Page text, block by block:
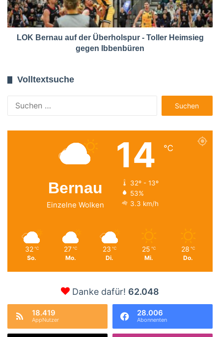
LOK Bernau auf der Überholspur - Toller Heimsieg
gegen Ibbenbüren
Volltextsuche
nach:
Bernau
Einzelne Wolken
14 ℃
32º - 13º
53%
3.3 km/h
32 ℃
So.
27 ℃
Mo.
23 ℃
Di.
25 ℃
Mi.
28 ℃
Do.
Danke dafür! 62.048
18.419
AppNutzer
28.006
Abonnenten